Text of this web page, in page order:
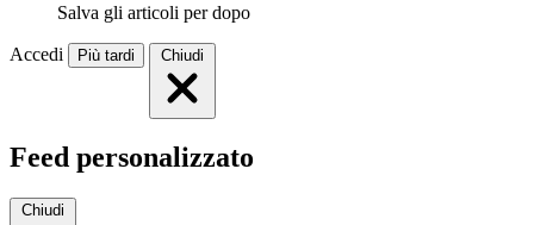
Salva gli articoli per dopo
Accedi Più tardi Chiudi
Feed personalizzato
Chiudi